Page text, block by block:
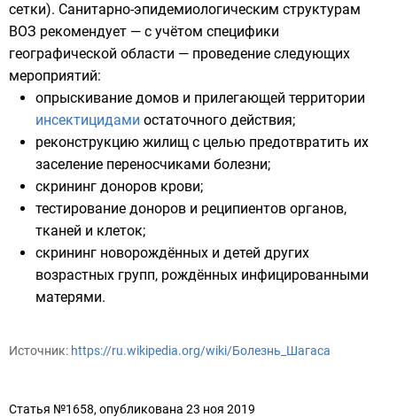
сетки). Санитарно-эпидемиологическим структурам
ВОЗ рекомендует — с учётом специфики
географической области — проведение следующих
мероприятий:
опрыскивание домов и прилегающей территории
инсектицидами остаточного действия;
реконструкцию жилищ с целью предотвратить их
заселение переносчиками болезни;
скрининг доноров крови;
тестирование доноров и реципиентов органов,
тканей и клеток;
скрининг новорождённых и детей других
возрастных групп, рождённых инфицированными
матерями.
Источник: https://ru.wikipedia.org/wiki/Болезнь_Шагаса
Статья №1658, опубликована 23 ноя 2019